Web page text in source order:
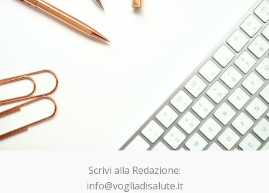
Scrivi alla Redazione:
info@vogliadisalute.it